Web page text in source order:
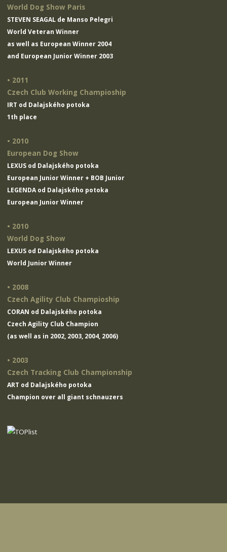
World Dog Show Paris
STEVEN SEAGAL de Manso Pelegri
World Veteran Winner
as well as European Winner 2004
and European Junior Winner 2003
• 2011
Czech Club Working Champioship
IRT od Dalajského potoka
1th place
• 2010
European Dog Show
LEXUS od Dalajského potoka
European Junior Winner + BOB Junior
LEGENDA od Dalajského potoka
European Junior Winner
• 2010
World Dog Show
LEXUS od Dalajského potoka
World Junior Winner
• 2008
Czech Agility Club Champioship
CORAN od Dalajského potoka
Czech Agility Club Champion
(as well as in 2002, 2003, 2004, 2006)
• 2003
Czech Tracking Club Championship
ART od Dalajského potoka
Champion over all giant schnauzers